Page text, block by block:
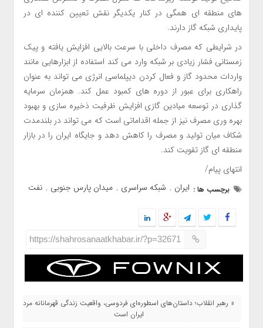
های منطقه ای همگی در کنار یکدیگر نقش تعیین کننده ای در
پایداری شبکه گاز دارند.
در شرایطی که مصرف داخلی با سرعت بالایی افزایش یافته و پیک
زمستانی فشار زیادی بر شبکه وارد می کند استفاده از ابزارهایی مانند
واردات محدود گاز و فعال کردن دیپلماسی انرژی می تواند به عنوان
راهکاری برای عبور از دوره های کمبود عمل کند. همزمان سرمایه
گذاری در توسعه میادین گازی افزایش ظرفیت ذخیره سازی و بهبود
بهره وری مصرف نیز از جمله اقداماتی است که می تواند در بلندمدت
شکاف میان تولید و مصرف را کاهش دهد و جایگاه ایران را در بازار
منطقه ای گاز تقویت کند.
انتهای پیام/
برچسب ها : ایران , شبکه سراسری , میدان پارس جنوبی , نفت
https://shahrosanaatkhabar.ir/?p=32671
« رهبر انقلاب؛ داستان‌های اسطوره‌ای فردوسی، واقعیت زندگی قهرمانانه‌ مردم
ایران است